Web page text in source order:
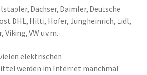
Dachser, Daimler, Deutsche
DHL, Hilti, Hofer, Jungheinrich, Lidl,
Viking, VW u.v.m.
elektrischen
werden im Internet manchmal